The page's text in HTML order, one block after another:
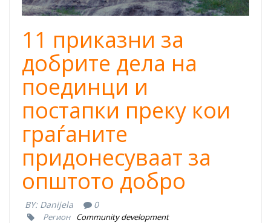
11 приказни за
добрите дела на
поединци и
постапки преку кои
граѓаните
придонесуваат за
општото добро
BY: Danijela 0
Регион Community development